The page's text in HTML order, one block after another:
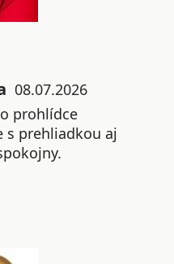
08.07.2026
prohlídce
s prehliadkou aj